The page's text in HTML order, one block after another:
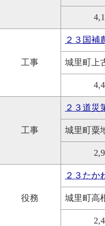
工事
２３国補
城里町上
工事
２３道災
城里町粟
役務
２３たか
城里町高